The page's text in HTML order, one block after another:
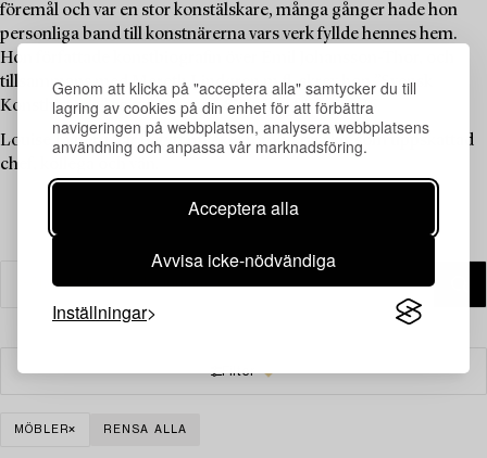
Genom att klicka på "acceptera alla" samtycker du till
lagring av cookies på din enhet för att förbättra
navigeringen på webbplatsen, analysera webbplatsens
användning och anpassa vår marknadsföring.
Acceptera alla
Avvisa icke-nödvändiga
Inställningar
föremål och var en stor konstälskare, många gånger hade hon
personliga band till konstnärerna vars verk fyllde hennes hem.
Hon författade konstbiografin över Emil Johansson-Thor, och
tillsammans med Mereth Lindgren m.fl. skrev hon ”Svensk
Konsthistoria” som kom ut på Signums förlag 1986.
Louise Lyberg har betytt mycket för Bukowskis som uppskattad
chef, kollega och vän.
Filter
MÖBLER RENSA ALLA